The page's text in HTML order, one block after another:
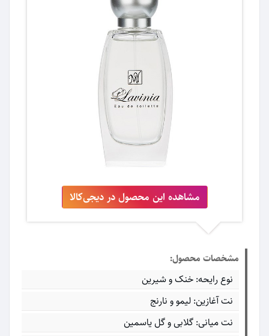
مشاهده این محصول در دیجی‌کالا
مشخصات محصول:
نوع رایحه: خنک و شیرین
نت آغازین: لیمو و نارنج
نت میانی: گلابی و گل یاسمین